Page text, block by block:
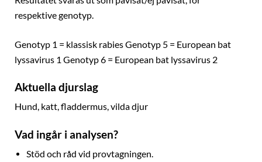
respektive genotyp.
Genotyp 1 = klassisk rabies Genotyp 5 = European bat
lyssavirus 1 Genotyp 6 = European bat lyssavirus 2
Aktuella djurslag
Hund, katt, fladdermus, vilda djur
Vad ingår i analysen?
Stöd och råd vid provtagningen.